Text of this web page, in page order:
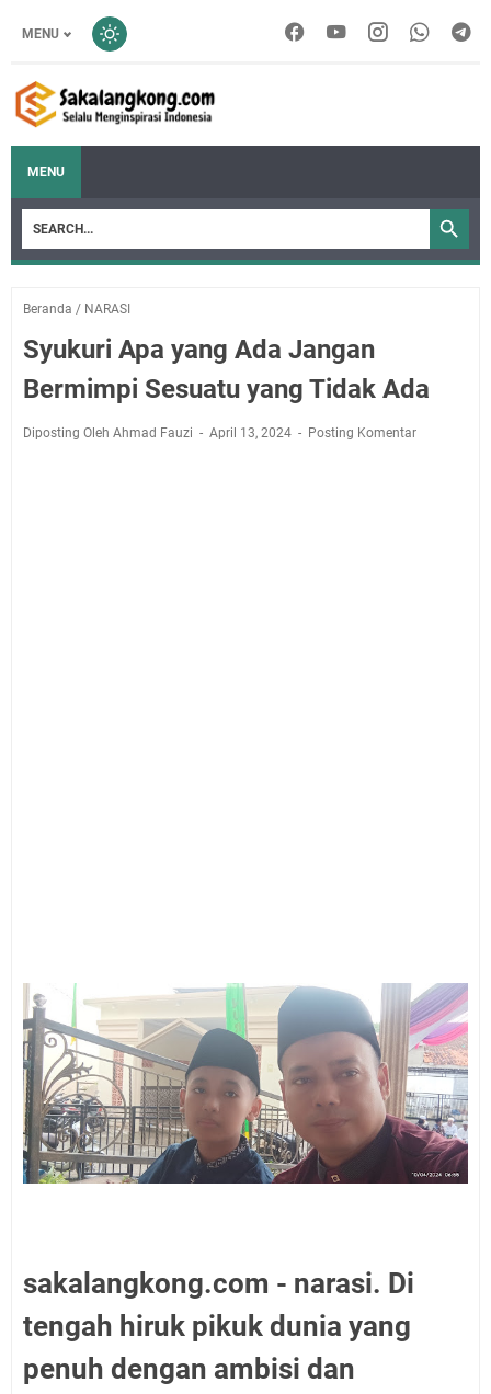
MENU
MENU
Beranda / NARASI
Syukuri Apa yang Ada Jangan
Bermimpi Sesuatu yang Tidak Ada
Diposting Oleh Ahmad Fauzi April 13, 2024 Posting Komentar
sakalangkong.com - narasi. Di
tengah hiruk pikuk dunia yang
penuh dengan ambisi dan